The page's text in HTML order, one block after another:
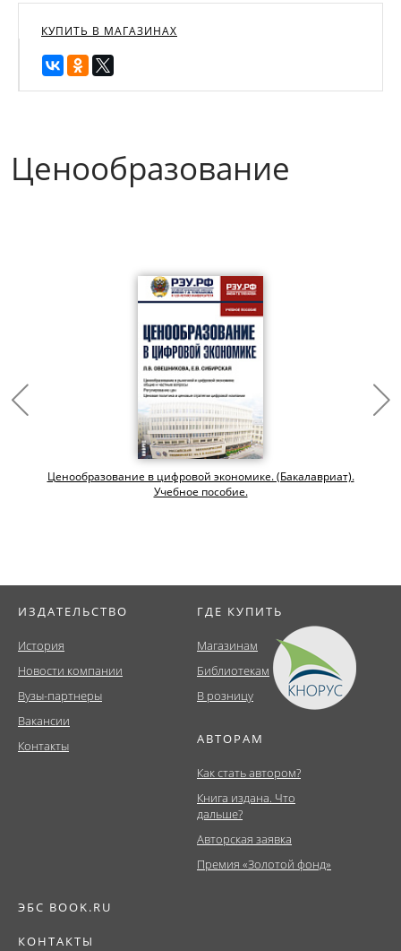
КУПИТЬ В МАГАЗИНАХ
Ценообразование
Ценообразование в цифровой экономике. (Бакалавриат).
Учебное пособие.
ИЗДАТЕЛЬСТВО
История
Новости компании
Вузы-партнеры
Вакансии
Контакты
ГДЕ КУПИТЬ
Магазинам
Библиотекам
В розницу
АВТОРАМ
Как стать автором?
Книга издана. Что
дальше?
Авторская заявка
Премия «Золотой фонд»
ЭБС BOOK.RU
КОНТАКТЫ